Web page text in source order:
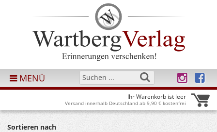
MENÜ
Ihr Warenkorb ist leer
Versand innerhalb Deutschland ab 9,90 € kostenfrei
Sortieren nach